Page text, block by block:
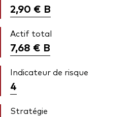
2,90 € B
Actif total
7,68 € B
Indicateur de risque
4
Stratégie